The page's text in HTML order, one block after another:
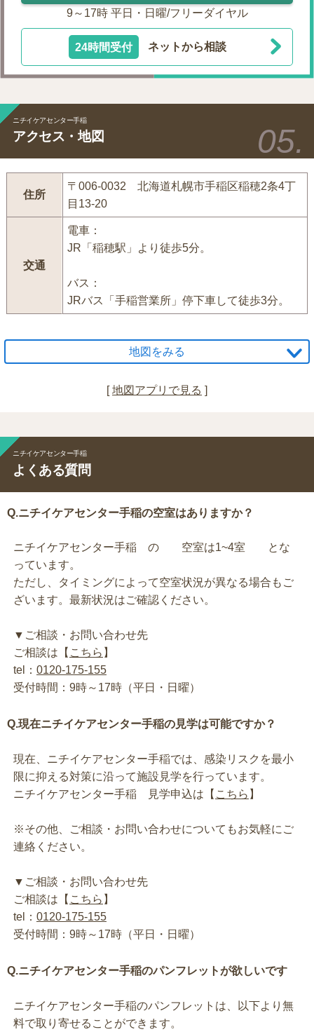
9～17時 平日・日曜/フリーダイヤル
24時間受付 ネットから相談
ニチイケアセンター手稲
アクセス・地図
住所
〒006-0032 北海道札幌市手稲区稲穂2条4丁
目13-20
交通
電車：
JR「稲穂駅」より徒歩5分。
バス：
JRバス「手稲営業所」停下車して徒歩3分。
地図をみる
[地図アプリで見る ]
ニチイケアセンター手稲
よくある質問
Q.ニチイケアセンター手稲の空室はありますか？
ニチイケアセンター手稲 の 空室は1~4室 とな
っています。
ただし、タイミングによって空室状況が異なる場合もご
ざいます。最新状況はご確認ください。
▼ご相談・お問い合わせ先
ご相談は【 こちら 】
tel： 0120-175-155
受付時間：9時～17時（平日・日曜）
Q.現在ニチイケアセンター手稲の見学は可能ですか？
現在、ニチイケアセンター手稲では、感染リスクを最小
限に抑える対策に沿って施設見学を行っています。
ニチイケアセンター手稲 見学申込は【 こちら 】
※その他、ご相談・お問い合わせについてもお気軽にご
連絡ください。
▼ご相談・お問い合わせ先
ご相談は【 こちら 】
tel： 0120-175-155
受付時間：9時～17時（平日・日曜）
Q.ニチイケアセンター手稲のパンフレットが欲しいです
ニチイケアセンター手稲のパンフレットは、以下より無
料で取り寄せることができます。